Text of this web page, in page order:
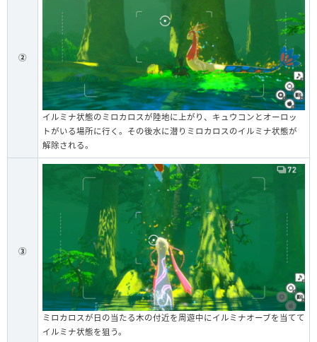
②
イルミナ状態のミロカロスが陸地に上がり、キュウコンとオーロッ
トがいる場所に行く。その後水に潜りミロカロスのイルミナ状態が
解除される。
③
ミロカロスが日の当たる木の付近を周遊中にイルミナオーブを当てて
イルミナ状態を狙う。